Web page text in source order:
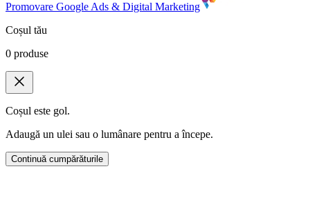
Promovare Google Ads & Digital Marketing
Coșul tău
0 produse
Coșul este gol.
Adaugă un ulei sau o lumânare pentru a începe.
Continuă cumpărăturile